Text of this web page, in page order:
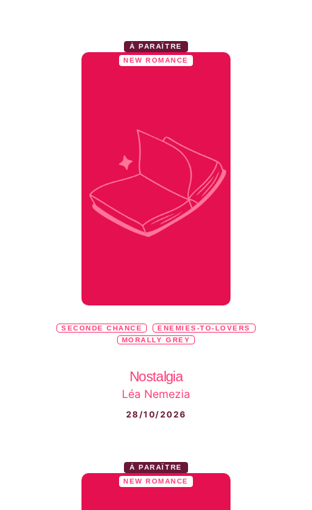
À PARAÎTRE
NEW ROMANCE
SECONDE CHANCE
ENEMIES-TO-LOVERS
MORALLY GREY
Nostalgia
Léa Nemezia
28/10/2026
À PARAÎTRE
NEW ROMANCE